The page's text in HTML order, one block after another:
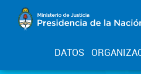
DATOS